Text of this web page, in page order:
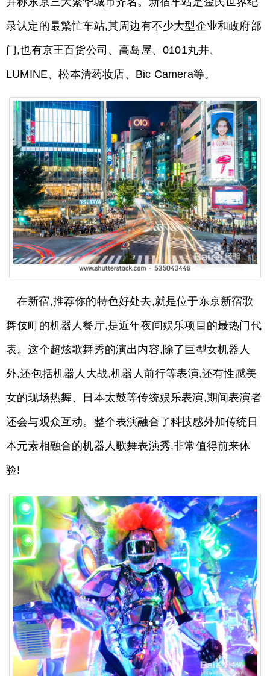
录认定的最繁忙车站,其周边有不少大型企业和政府部
门,也有京王百货公司、高岛屋、0101丸井、
LUMINE、松本清药妆店、Bic Camera等。
在新宿,推荐你的特色好处去,就是位于东京新宿歌
舞伎町的机器人餐厅,是近年夜间娱乐项目的最热门代
表。这个超炫歌舞秀的演出内容,除了巨型女机器人
外,还包括机器人大战,机器人前行等表演,还有性感美
女的现场热舞、日本太鼓等传统娱乐表演,期间表演者
还会与观众互动。整个表演融合了科技感外加传统日
本元素相融合的机器人歌舞表演秀,非常值得前来体
验!